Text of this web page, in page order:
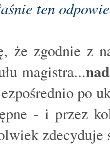
ten
że zgodnie z
magistra...
po
- i przez
zdecyduje